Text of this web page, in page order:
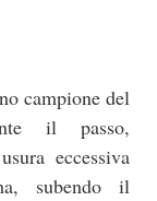
campione del
il passo,
eccessiva
subendo il